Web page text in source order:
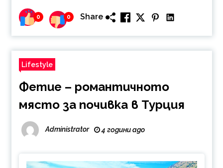
0 0 Share
Lifestyle
Фетие – романтичното
място за почивка в Турция
Administrator 4 години ago